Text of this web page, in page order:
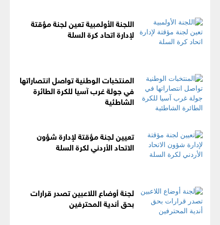
اللجنة الأولمبية تعين لجنة مؤقتة
لإدارة اتحاد كرة السلة
المنتخبات الوطنية تواصل انتصاراتها
في جولة غرب آسيا للكرة الطائرة
الشاطئية
تعيين لجنة مؤقتة لإدارة شؤون
الاتحاد الأردني لكرة السلة
لجنة أوضاع اللاعبين تصدر قرارات
بحق أندية المحترفين